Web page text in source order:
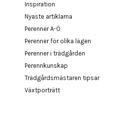
Inspiration
Nyaste artiklarna
Perenner A-Ö
Perenner för olika lägen
Perenner i trädgården
Perennkunskap
Trädgårdsmästaren tipsar
Växtporträtt